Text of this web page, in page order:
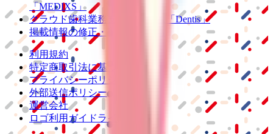
「MEDIXS」
クラウド歯科業務
「Dentis」
掲載情報の修正・削除はこちら
利用規約
特定商取引法に基づく表記
プライバシーポリシー
外部送信ポリシー
運営会社
ロゴ利用ガイドライン